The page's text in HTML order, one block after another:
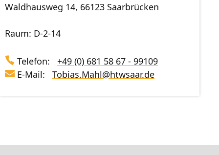
Waldhausweg 14, 66123 Saarbrücken
Raum: D-2-14
Telefon:
+49 (0) 681 58 67 - 99109
E-Mail:
Tobias.Mahl@htwsaar.de